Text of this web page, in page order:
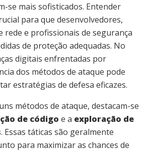
se mais sofisticados. Entender
para que desenvolvedores,
rede e profissionais de segurança
de proteção adequadas. No
digitais enfrentadas por
dos métodos de ataque pode
estratégias de defesa eficazes.
métodos de ataque, destacam-se
de código e a exploração de
. Essas táticas são geralmente
para maximizar as chances de